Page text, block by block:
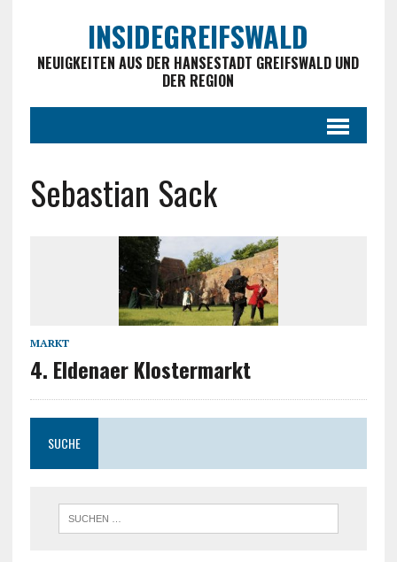
INSIDEGREIFSWALD
NEUIGKEITEN AUS DER HANSESTADT GREIFSWALD UND
DER REGION
Sebastian Sack
MARKT
4. Eldenaer Klostermarkt
SUCHE